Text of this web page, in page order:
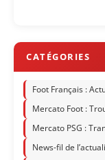
Foot Français :
Mercato Foot :
Mercato PSG :
News-fil de